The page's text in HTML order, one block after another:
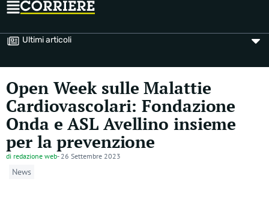
Ultimi articoli
Open Week sulle Malattie
Cardiovascolari: Fondazione
Onda e ASL Avellino insieme
per la prevenzione
di redazione web- 26 Settembre 2023
News